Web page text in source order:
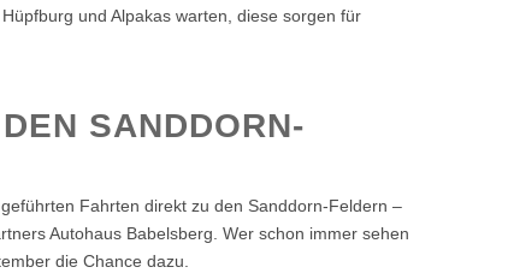
und Alpakas warten, diese sorgen für
SANDDORN-
Fahrten direkt zu den Sanddorn-Feldern –
Autohaus Babelsberg. Wer schon immer sehen
die Chance dazu.